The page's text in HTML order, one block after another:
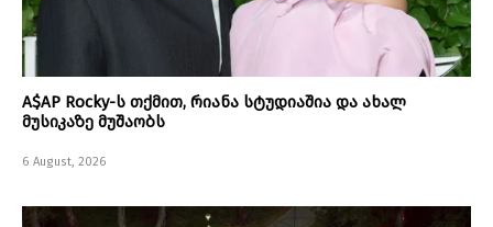
A$AP Rocky-ს თქმით, რიანა სტუდიაშია და ახალ
მუსიკაზე მუშაობს
6 August, 2026